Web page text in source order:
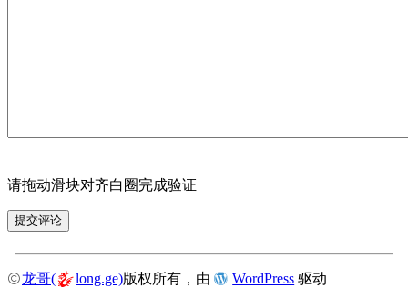
请拖动滑块对齐白圈完成验证
龙哥( long.ge)版权所有，由 WordPress 驱动